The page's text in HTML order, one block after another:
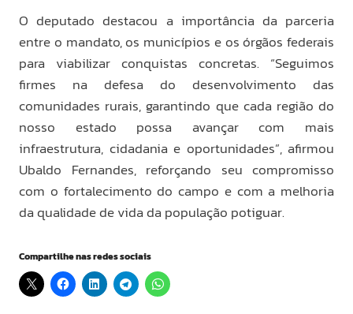
O deputado destacou a importância da parceria
entre o mandato, os municípios e os órgãos federais
para viabilizar conquistas concretas. “Seguimos
firmes na defesa do desenvolvimento das
comunidades rurais, garantindo que cada região do
nosso estado possa avançar com mais
infraestrutura, cidadania e oportunidades”, afirmou
Ubaldo Fernandes, reforçando seu compromisso
com o fortalecimento do campo e com a melhoria
da qualidade de vida da população potiguar.
Compartilhe nas redes sociais